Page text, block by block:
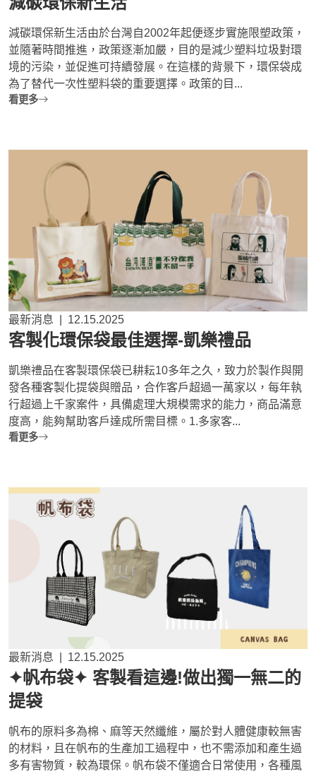
減碳環保新生活由於台灣自2002年起便逐步實施限塑政策，
並隨著時間推進，政策逐漸加嚴，目的是減少塑料垃圾對環
境的污染，並促進可持續發展。在這樣的背景下，環保袋成
為了替代一次性塑料袋的重要選擇。政策的目...
看更多
最新消息 12.15.2025
客製化環保袋最佳選擇-凱樂禮品
凱樂禮品在客製環保袋已耕耘10多年之久，致力於製作與開
發各種客製化提袋與贈品，合作客戶超過一萬家以，每年執
行超過上千家案件，具備處理大規模需求的能力，商品滿意
度高，能夠幫助客戶達成所需目標。1.多家客...
看更多
最新消息 12.15.2025
✦帆布袋✦ 客製看這邊!做出獨一無二的
提袋
帆布的原料多為棉、麻等天然纖維，屬於對人體健康較無害
的材料，且在帆布的生產加工過程中，也不需添加和產生過
多有害物質，較為環保。帆布袋不僅適合日常使用，各種風